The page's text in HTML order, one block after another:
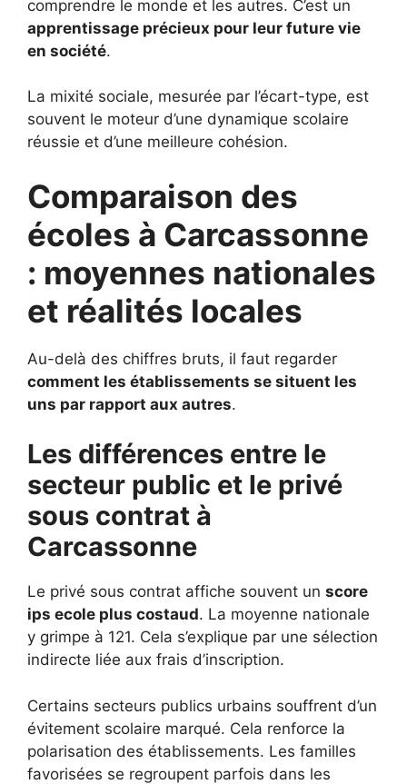
comprendre le monde et les autres. C’est un
apprentissage précieux pour leur future vie
en société.
La mixité sociale, mesurée par l’écart-type, est
souvent le moteur d’une dynamique scolaire
réussie et d’une meilleure cohésion.
Comparaison des
écoles à Carcassonne
: moyennes nationales
et réalités locales
Au-delà des chiffres bruts, il faut regarder
comment les établissements se situent les
uns par rapport aux autres.
Les différences entre le
secteur public et le privé
sous contrat à
Carcassonne
Le privé sous contrat affiche souvent un score
ips ecole plus costaud. La moyenne nationale
y grimpe à 121. Cela s’explique par une sélection
indirecte liée aux frais d’inscription.
Certains secteurs publics urbains souffrent d’un
évitement scolaire marqué. Cela renforce la
polarisation des établissements. Les familles
favorisées se regroupent parfois dans les